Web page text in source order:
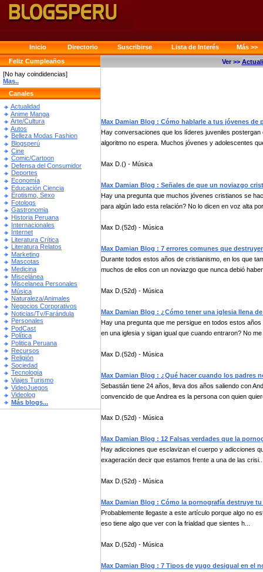
Inicio Directorio Suscribirse Lista de Interés
Más >>
Feliz Cumpleaños
[No hay coindidencias]
Mas..
Canales
Actualidad
Anime Manga
Arte/Cultura
Autos
Belleza Modas Fashion
Blogsperú
Cine
Comic/Cartoon
Defensa del Consumidor
Deportes
Economía
Educación Ciencia
Erotismo, Sexo
Fotologs
Gastronomia
Historia Peruana
Internacionales
Internet
Literatura Crítica
Literatura Relatos
Marketing
Mascotas
Medicina
Miscelánea
Miscelanea Personales
Música
Naturaleza/Animales
Negocios Corporativos
Noticias/Tv/Farándula
Personales
PodCast
Política
Politica Peruana
Recursos
Religión
Sociedad
Tecnología
Viajes Turismo
VideoJuegos
Videolog
Más blogs...
Ver >>
Max Damian Blog : Cómo hablarle a tus jóvenes de
Hay conversaciones que los líderes juveniles
algoritmo no espera. Muchos jóvenes y adolescentes
Max D.() - Música
Max Damian Blog : Señales de que un noviazgo
Hay una pregunta que muchos jóvenes cristianos se
para algún lado esta relación? No lo dicen en voz alta
Max D.(52d) - Música
Max Damian Blog : 7 errores comunes que
Durante todos estos años de cristianismo, en los que
muchos de ellos con un noviazgo que nunca debió
Max D.(52d) - Música
Max Damian Blog : ¿Cómo tener una iglesia llena
Hay una pregunta que me persigue en todos estos
en una iglesia y sigan igual que cuando entraron? No
Max D.(52d) - Música
Max Damian Blog : ¿Qué hacer cuando los padres
Sebastián tiene 24 años, lleva dos años saliendo con
convencido de que Andrea es la persona con quien
Max D.(52d) - Música
Max Damian Blog : 12 Falsas verdades que la
Hay adicciones que esclavizan el cuerpo y adicciones
exageración decir que estamos frente a una de las
Max D.(52d) - Música
Max Damian Blog : Cómo la pornografía destruye
Probablemente llegaste a este artículo porque algo no
eso tiene algo que ver con la frialdad que sientes h...
Max D.(52d) - Música
Max Damian Blog : 7 Tipos de yugo desigual en el